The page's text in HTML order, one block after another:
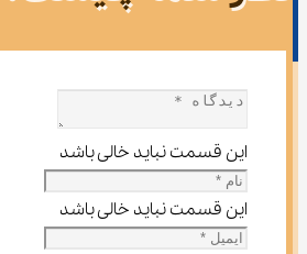
این قسمت نباید خالی باشد
این قسمت نباید خالی باشد